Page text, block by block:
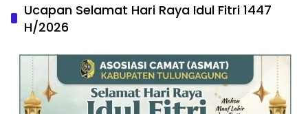
Ucapan Selamat Hari Raya Idul Fitri 1447
H/2026